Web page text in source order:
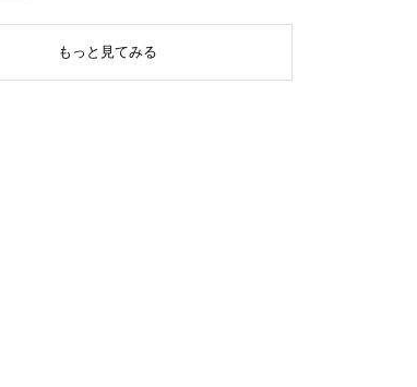
もっと見てみる